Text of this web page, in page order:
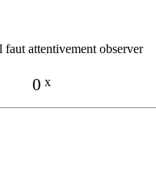
faut attentivement observer
0 x